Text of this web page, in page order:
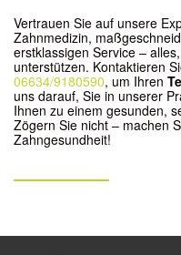
Vertrauen Sie auf unsere
Zahnmedizin,
erstklassigen Service –
unterstützen. Kontaktieren
06634/9180590, um Ihren
uns darauf, Sie in unserer
Ihnen zu einem gesunden,
Zögern Sie nicht – machen
Zahngesundheit!